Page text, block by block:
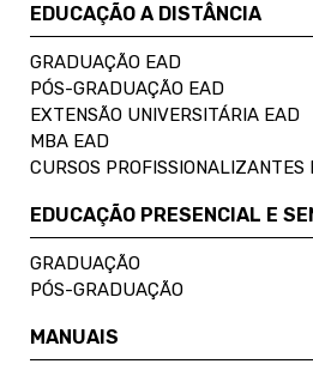
EDUCAÇÃO A DISTÂNCIA
GRADUAÇÃO EAD
PÓS-GRADUAÇÃO EAD
EXTENSÃO UNIVERSITÁRIA EAD
MBA EAD
CURSOS PROFISSIONALIZANTES
EDUCAÇÃO PRESENCIAL E
GRADUAÇÃO
PÓS-GRADUAÇÃO
MANUAIS